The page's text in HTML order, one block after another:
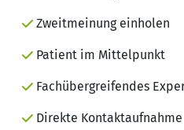
Zweitmeinung einholen
Patient im Mittelpunkt
Fachübergreifendes
Direkte Kontaktaufnahme